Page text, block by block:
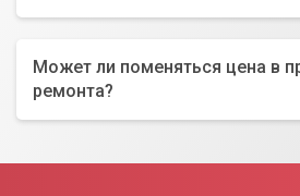
Может ли поменяться цена в
ремонта?